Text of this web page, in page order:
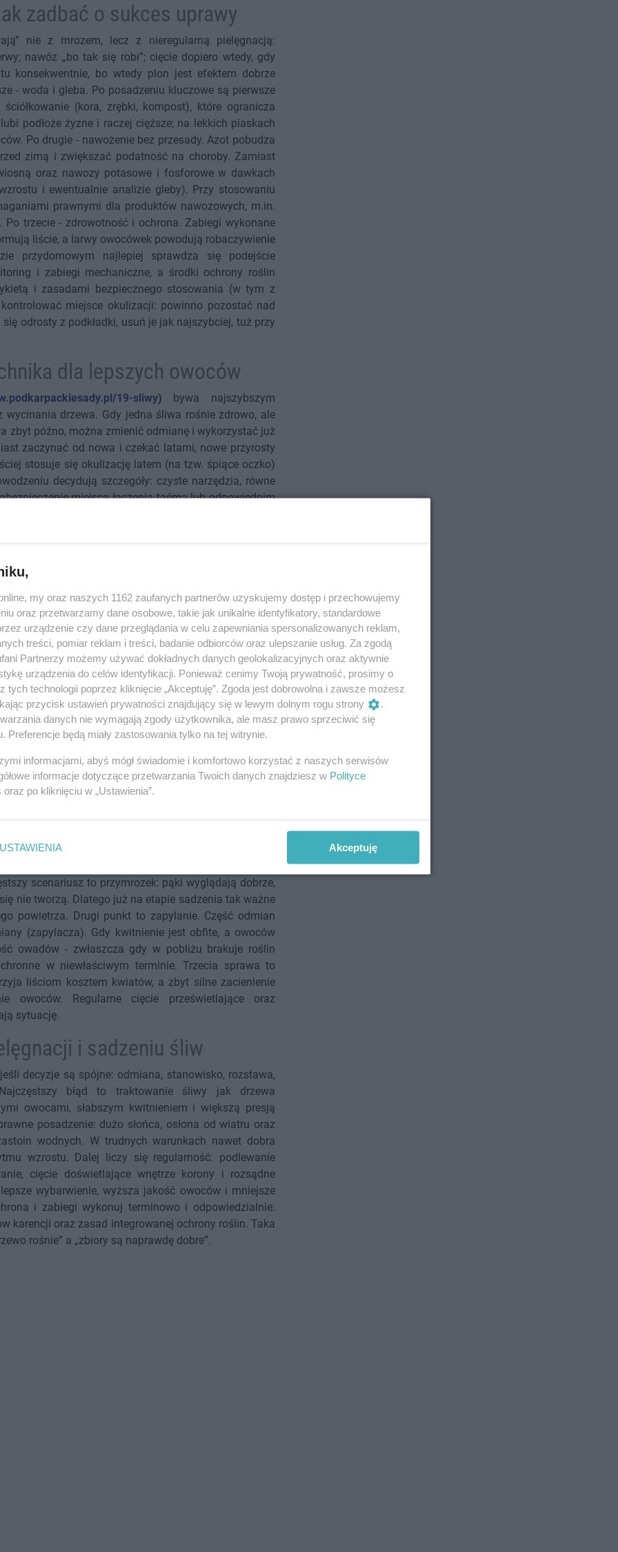
zadbać o sukces uprawy
nie z mrozem, lecz z nieregularną pielęgnacją:
nawóz „bo tak się robi”; cięcie dopiero wtedy, gdy
konsekwentnie, bo wtedy plon jest efektem dobrze
- woda i gleba. Po posadzeniu kluczowe są pierwsze
(kora, zrębki, kompost), które ogranicza
podłoże żyzne i raczej cięższe; na lekkich piaskach
Po drugie - nawożenie bez przesady. Azot pobudza
zimą i zwiększać podatność na choroby. Zamiast
oraz nawozy potasowe i fosforowe w dawkach
i ewentualnie analizie gleby). Przy stosowaniu
prawnymi dla produktów nawozowych, m.in.
trzecie - zdrowotność i ochrona. Zabiegi wykonane
liście, a larwy owocówek powodują robaczywienie
przydomowym najlepiej sprawdza się podejście
i zabiegi mechaniczne, a środki ochrony roślin
i zasadami bezpiecznego stosowania (w tym z
miejsce okulizacji: powinno pozostać nad
odrosty z podkładki, usuń je jak najszybciej, tuż przy
dla lepszych owoców
19-sliwy) bywa najszybszym
drzewa. Gdy jedna śliwa rośnie zdrowo, ale
zbyt późno, można zmienić odmianę i wykorzystać już
zaczynać od nowa i czekać latami, nowe przyrosty
stosuje się okulizację latem (na tzw. śpiące oczko)
decydują szczegóły: czyste narzędzia, równe
miejsca łączenia taśmą lub odpowiednim
tkanki nie przylegają, szanse na przyjęcie wyraźnie
uprawy: im lepsze stanowisko (słońce, osłona od
szansa, że zraz się przyjmie i szybko ruszy z
nową odmianę, natomiast starsze zwykle wymagają
aby zrównoważyć koronę.
siedliskowe w największym stopniu decydują o tym,
czy zobaczysz tylko słaby przyrost i rozczarowanie.
stanowiska i dobrze przygotowanej gleby.
dnia, osłona od mroźnych wiatrów i brak zastoisk
sprawdza się strona południowa lub południowo-
gdzie tworzy się korzystniejszy mikroklimat. Druga
umiarkowanie wilgotna i przepuszczalna. Jeśli po
rośnie ryzyko chorób oraz przemarznięć, a drzewo
struktury kompostem, poprawa drenażu lub
jakość sadzonki: wybieraj rośliny o zdrowych
okulizacji. To właśnie podkładka często wpływa
odporność.
plonów
warunki są dobrze dobrane. Jeśli kwiatów jest dużo,
chodzi o „taki rok”, lecz o konkretne przyczyny:
scenariusz to przymrozek: pąki wyglądają dobrze,
nie tworzą. Dlatego już na etapie sadzenia tak ważne
powietrza. Drugi punkt to zapylanie. Część odmian
(zapylacza). Gdy kwitnienie jest obfite, a owoców
owadów - zwłaszcza gdy w pobliżu brakuje roślin
w niewłaściwym terminie. Trzecia sprawa to
liściom kosztem kwiatów, a zbyt silne zacienienie
owoców. Regularne cięcie prześwietlające oraz
sytuację.
i sadzeniu śliw
decyzje są spójne: odmiana, stanowisko, rozstawa,
błąd to traktowanie śliwy jak drzewa
owocami, słabszym kwitnieniem i większą presją
posadzenie: dużo słońca, osłona od wiatru oraz
wodnych. W trudnych warunkach nawet dobra
wzrostu. Dalej liczy się regularność: podlewanie
cięcie doświetlające wnętrze korony i rozsądne
wybarwienie, wyższa jakość owoców i mniejsze
i zabiegi wykonuj terminowo i odpowiedzialnie:
karencji oraz zasad integrowanej ochrony roślin. Taka
rośnie” a „zbiory są naprawdę dobre”.
my oraz naszych 1162 zaufanych partnerów uzyskujemy dostęp i przechowujemy
oraz przetwarzamy dane osobowe, takie jak unikalne identyfikatory, standardowe
urządzenie czy dane przeglądania w celu zapewniania spersonalizowanych reklam,
treści, pomiar reklam i treści, badanie odbiorców oraz ulepszanie usług. Za zgodą
Partnerzy możemy używać dokładnych danych geolokalizacyjnych oraz aktywnie
urządzenia do celów identyfikacji. Ponieważ cenimy Twoją prywatność, prosimy o
tych technologii poprzez kliknięcie „Akceptuję”. Zgoda jest dobrowolna i zawsze możesz
przycisk ustawień prywatności znajdujący się w lewym dolnym rogu strony
.
danych nie wymagają zgody użytkownika, ale masz prawo sprzeciwić się
Preferencje będą miały zastosowania tylko na tej witrynie.
informacjami, abyś mógł świadomie i komfortowo korzystać z naszych serwisów
informacje dotyczące przetwarzania Twoich danych znajdziesz w Polityce
oraz po kliknięciu w „Ustawienia”.
USTAWIENIA Akceptuję